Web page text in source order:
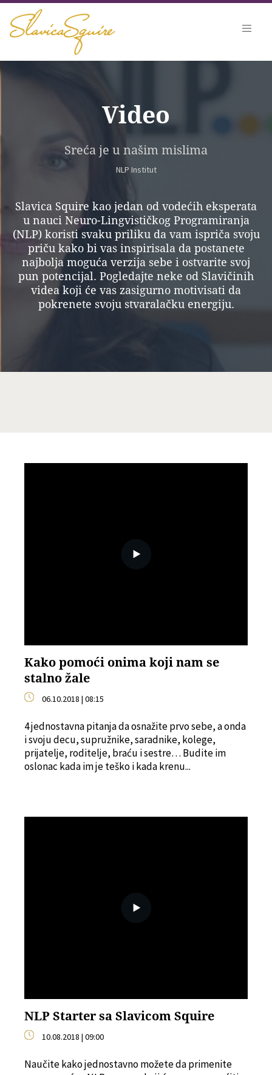
Video
Sreća je u našim mislima
NLP Institut
Slavica Squire kao jedan od vodećih eksperata
u nauci Neuro-Lingvističkog Programiranja
(NLP) koristi svaku priliku da vam ispriča svoju
priču kako bi vas inspirisala da postanete
najbolja moguća verzija sebe i ostvarite svoj
pun potencijal. Pogledajte neke od Slavičinih
videa koji će vas zasigurno motivisati da
pokrenete svoju stvaralačku energiju.
Kako pomoći onima koji nam se
stalno žale
06.10.2018 | 08:15
4 jednostavna pitanja da osnažite prvo sebe, a onda
i svoju decu, supružnike, saradnike, kolege,
prijatelje, roditelje, braću i sestre… Budite im
oslonac kada im je teško i kada krenu...
NLP Starter sa Slavicom Squire
10.08.2018 | 09:00
Naučite kako jednostavno možete da primenite